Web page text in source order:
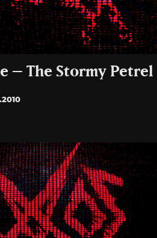
– The Stormy Petrel